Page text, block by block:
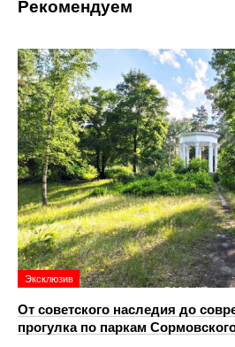
Рекомендуем
Эксклюзив
От советского наследия до
прогулка по паркам